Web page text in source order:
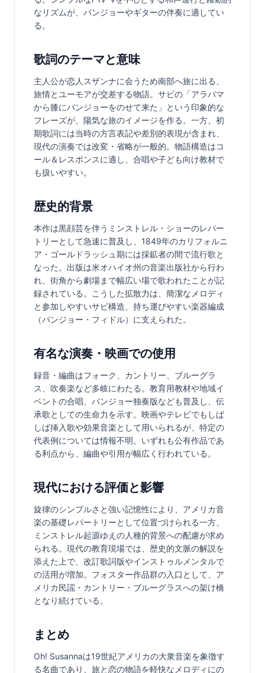
なリズムが、バンジョーやギターの伴奏に適してい
る。
歌詞のテーマと意味
主人公が恋人スザンナに会うため南部へ旅に出る、
旅情とユーモアが交差する物語。サビの「アラバマ
から膝にバンジョーをのせて来た」という印象的な
フレーズが、陽気な旅のイメージを作る。一方、初
期歌詞には当時の方言表記や差別的表現が含まれ、
現代の演奏では改変・省略が一般的。物語構造はコ
ール＆レスポンスに適し、合唱や子ども向け教材で
も扱いやすい。
歴史的背景
本作は黒顔芸を伴うミンストレル・ショーのレパー
トリーとして急速に普及し、1849年のカリフォルニ
ア・ゴールドラッシュ期には採鉱者の間で流行歌と
なった。出版は米オハイオ州の音楽出版社から行わ
れ、街角から劇場まで幅広い場で歌われたことが記
録されている。こうした拡散力は、簡潔なメロディ
と参加しやすいサビ構造、持ち運びやすい楽器編成
（バンジョー・フィドル）に支えられた。
有名な演奏・映画での使用
録音・編曲はフォーク、カントリー、ブルーグラ
ス、吹奏楽など多岐にわたる。教育用教材や地域イ
ベントの合唱、バンジョー独奏版なども普及し、伝
承歌としての生命力を示す。映画やテレビでもしば
しば挿入歌や効果音楽として用いられるが、特定の
代表例については情報不明。いずれも公有作品であ
る利点から、編曲や引用が幅広く行われている。
現代における評価と影響
旋律のシンプルさと強い記憶性により、アメリカ音
楽の基礎レパートリーとして位置づけられる一方、
ミンストレル起源ゆえの人種的背景への配慮が求め
られる。現代の教育現場では、歴史的文脈の解説を
添えた上で、改訂歌詞版やインストゥルメンタルで
の活用が増加。フォスター作品群の入口として、ア
メリカ民謡・カントリー・ブルーグラスへの架け橋
となり続けている。
まとめ
Oh! Susannaは19世紀アメリカの大衆音楽を象徴す
る名曲であり、旅と恋の物語を軽快なメロディにの